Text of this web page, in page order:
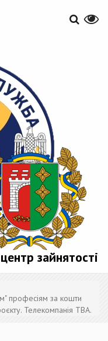
зайнятості
професіям за кошти
Телекомпанія ТВА.